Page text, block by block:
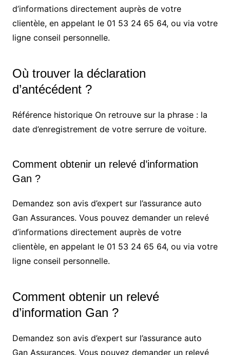
d’informations directement auprès de votre
clientèle, en appelant le 01 53 24 65 64, ou via votre
ligne conseil personnelle.
Où trouver la déclaration
d’antécédent ?
Référence historique On retrouve sur la phrase : la
date d’enregistrement de votre serrure de voiture.
Comment obtenir un relevé d’information
Gan ?
Demandez son avis d’expert sur l’assurance auto
Gan Assurances. Vous pouvez demander un relevé
d’informations directement auprès de votre
clientèle, en appelant le 01 53 24 65 64, ou via votre
ligne conseil personnelle.
Comment obtenir un relevé
d’information Gan ?
Demandez son avis d’expert sur l’assurance auto
Gan Assurances. Vous pouvez demander un relevé